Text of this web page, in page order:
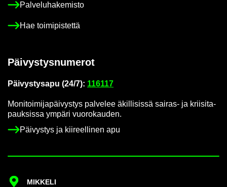
Pal­ve­lu­ha­ke­mis­to
Hae toi­mi­pis­tet­tä
Päi­vys­tys­nu­me­rot
Päi­vys­tys­a­pu (24/7): 116117
Mo­ni­toi­mi­ja­päi­vys­tys pal­ve­lee äkil­li­sis­sä sairas-​ ja krii­si­ta­
pauk­sis­sa ym­pä­ri vuo­ro­kau­den.
Päi­vys­tys ja kii­reel­li­nen apu
MIK­KE­LI